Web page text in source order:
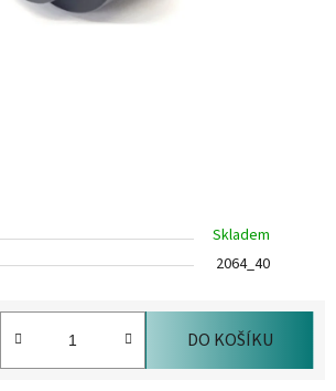
Skladem
2064_40
DO KOŠÍKU